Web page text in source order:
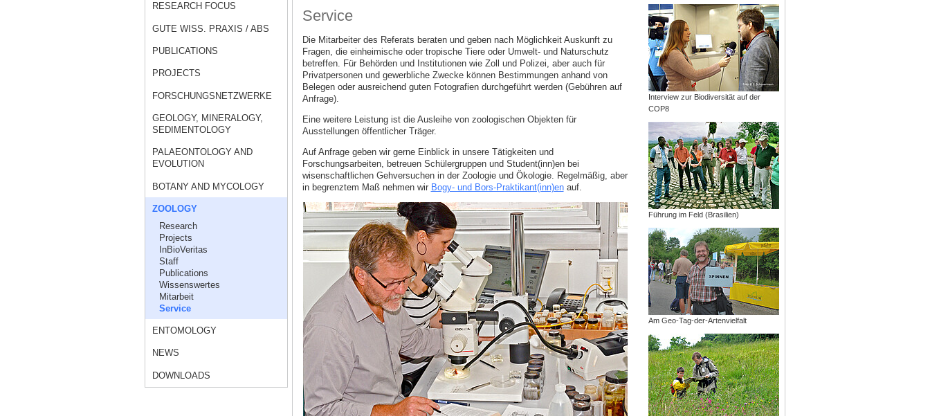
RESEARCH FOCUS
GUTE WISS. PRAXIS / ABS
PUBLICATIONS
PROJECTS
FORSCHUNGSNETZWERKE
GEOLOGY, MINERALOGY,
SEDIMENTOLOGY
PALAEONTOLOGY AND
EVOLUTION
BOTANY AND MYCOLOGY
ZOOLOGY
Research
Projects
InBioVeritas
Staff
Publications
Wissenswertes
Mitarbeit
Service
ENTOMOLOGY
NEWS
DOWNLOADS
Service
Die Mitarbeiter des Referats beraten und geben nach Möglichkeit Auskunft zu
Fragen, die einheimische oder tropische Tiere oder Umwelt- und Naturschutz
betreffen. Für Behörden und Institutionen wie Zoll und Polizei, aber auch für
Privatpersonen und gewerbliche Zwecke können Bestimmungen anhand von
Belegen oder ausreichend guten Fotografien durchgeführt werden (Gebühren auf
Anfrage).
Eine weitere Leistung ist die Ausleihe von zoologischen Objekten für
Ausstellungen öffentlicher Träger.
Auf Anfrage geben wir gerne Einblick in unsere Tätigkeiten und
Forschungsarbeiten, betreuen Schülergruppen und Student(inn)en bei
wisenschaftlichen Gehversuchen in der Zoologie und Ökologie. Regelmäßig, aber
in begrenztem Maß nehmen wir Bogy- und Bors-Praktikant(inn)enauf.
Interview zur Biodiversität auf der
COP8
Führung im Feld (Brasilien)
Am Geo-Tag-der-Artenvielfalt